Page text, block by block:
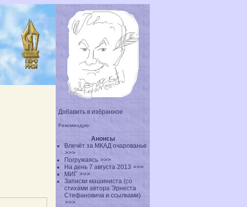
Добавить в избранное
Рекомендую:
Анонсы
Влечёт за МКАД очарованье
>>>
Погружаясь >>>
На день 7 августа 2013 >>>
МИГ >>>
Записки машиниста (со
стихами автора Эрнеста
Стефановича и ссылками)
>>>